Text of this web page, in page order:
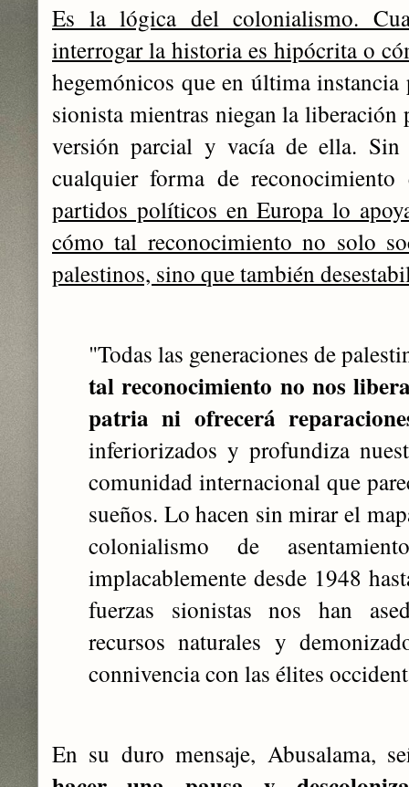
Es la lógica del colonialismo.
interrogar la historia es hipócrita o
hegemónicos que en última
sionista mientras niegan la liberación
versión parcial y vacía de ella. Sin
cualquier forma de
partidos políticos en Europa lo
cómo tal reconocimiento no solo
palestinos, sino que también
"Todas las generaciones de
tal reconocimiento no nos
patria ni ofrecerá
inferiorizados y profundiza
comunidad internacional que
sueños. Lo hacen sin mirar el
colonialismo de
implacablemente desde 1948
fuerzas sionistas nos han
recursos naturales y
connivencia con las élites
En su duro mensaje, Abusalama,